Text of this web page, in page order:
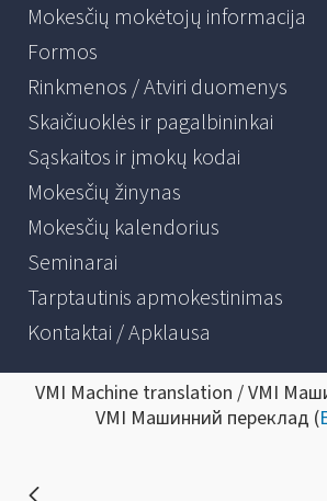
Mokesčių mokėtojų informacija
Formos
Rinkmenos / Atviri duomenys
Skaičiuoklės ir pagalbininkai
Sąskaitos ir įmokų kodai
Mokesčių žinynas
Mokesčių kalendorius
Seminarai
Tarptautinis apmokestinimas
Kontaktai / Apklausa
VMI Machine translation / VMI
VMI Машинний переклад (